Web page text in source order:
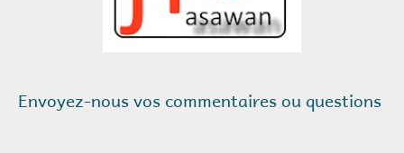
Envoyez-nous vos commentaires ou questions